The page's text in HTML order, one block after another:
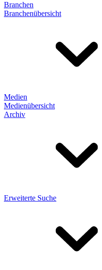
Branchen
Branchenübersicht
Medien
Medienübersicht
Archiv
Erweiterte Suche